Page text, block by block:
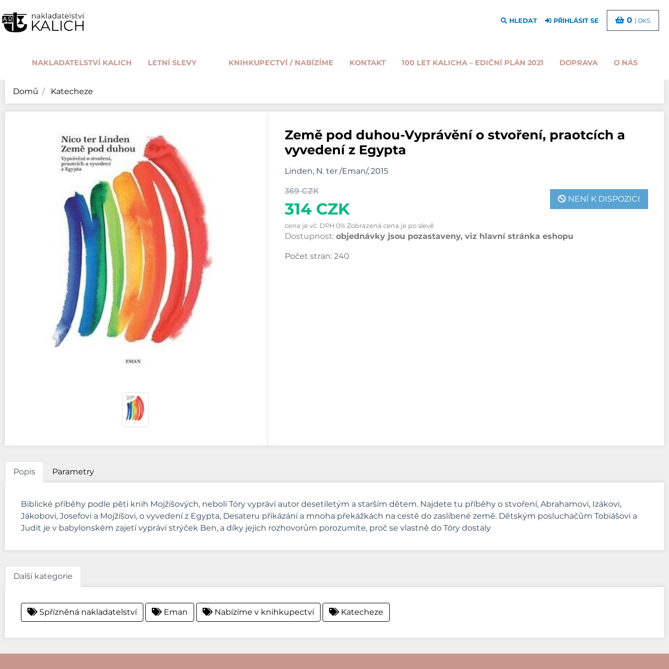
NAKLADATELSTVÍ KALICH LETNÍ SLEVY KNIHKUPECTVÍ / NABÍZÍME KONTAKT 100 LET KALICHA – EDIČNÍ PLÁN 2021 DOPRAVA O NÁS
HLEDAT PŘIHLÁSIT SE 0 | 0KS
Domů Katecheze
Země pod duhou-Vyprávění o stvoření, praotcích a
vyvedení z Egypta
Linden, N. ter /Eman/, 2015
369 CZK
314 CZK
NENÍ K DISPOZICI
cena je vč. DPH 0% Zobrazená cena je po slevě
Dostupnost: objednávky jsou pozastaveny, viz hlavní stránka eshopu
Počet stran: 240
Popis Parametry
Biblické příběhy podle pěti knih Mojžíšových, neboli Tóry vypráví autor desetiletým a starším dětem. Najdete tu příběhy o stvoření, Abrahamovi, Izákovi,
Jákobovi, Josefovi a Mojžíšovi, o vyvedení z Egypta, Desateru přikázání a mnoha překážkách na cestě do zaslíbené země. Dětským posluchačům Tobiášovi a
Judit je v babylonském zajetí vypráví strýček Ben, a díky jejich rozhovorům porozumíte, proč se vlastně do Tóry dostaly
Další kategorie
Spřízněná nakladatelství Eman Nabízíme v knihkupectví Katecheze